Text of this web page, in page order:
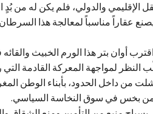
الإقليمي والدولي، فلم يكن له من بُدٍ
عقاراً مناسباً لمعالجة هذا السرطان
أوان بتر هذا الورم الخبيث
النظر لمواجهة المعركة القادمة
من داخل الحدود، بأبناء الوطن
بثمن بخس في سوق النخاسة السياسي.